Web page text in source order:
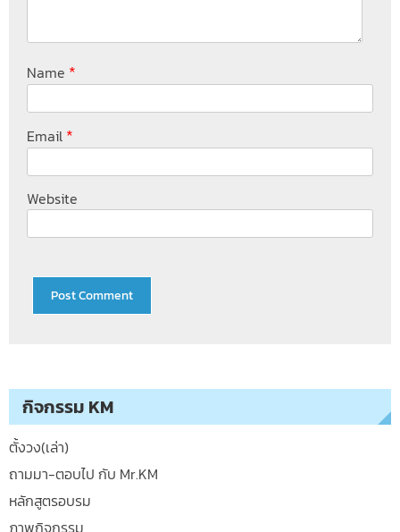
Name *
Email *
Website
กิจกรรม KM
ตั้งวง(เล่า)
ถามมา-ตอบไป กับ Mr.KM
หลักสูตรอบรม
ภาพกิจกรรม